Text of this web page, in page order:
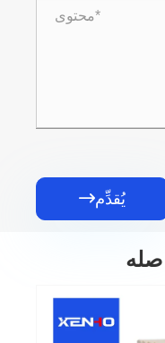
يُقدِّم